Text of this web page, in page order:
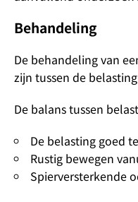
Behandeling
De behandeling van
zijn tussen de
De balans tussen
De belasting goed
Rustig bewegen
Spierversterkende